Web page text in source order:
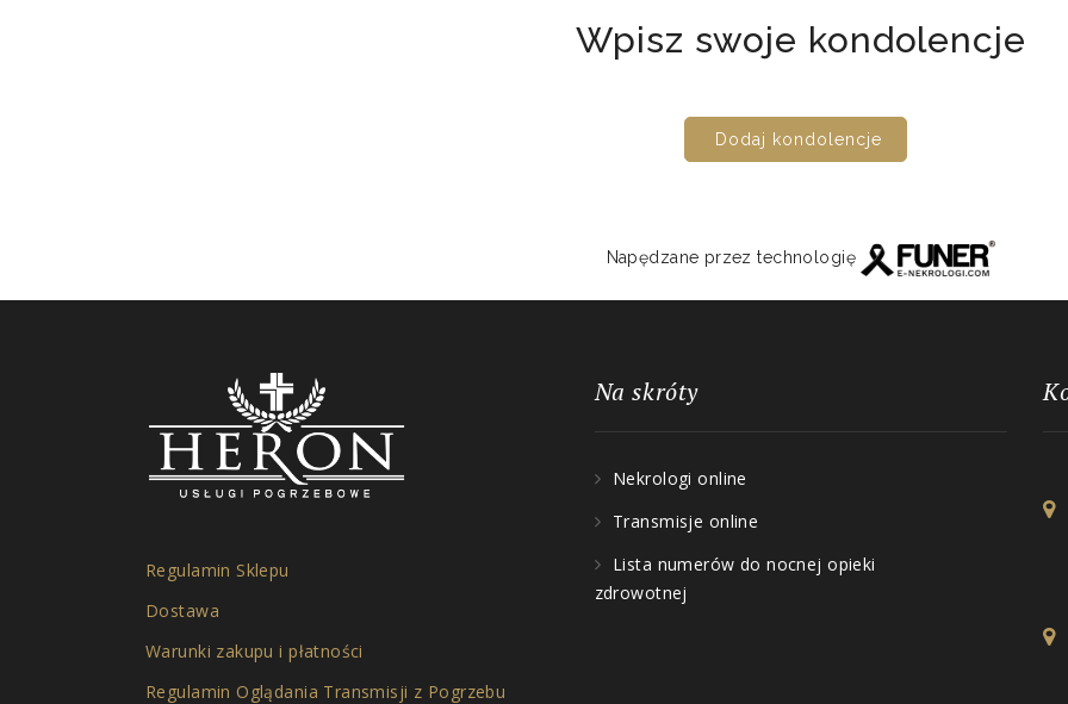
Wpisz swoje kondolencje
Dodaj kondolencje
Napędzane przez technologię
Regulamin Sklepu
Dostawa
Warunki zakupu i płatności
Regulamin Oglądania Transmisji z Pogrzebu
Na skróty
Nekrologi online
Transmisje online
Lista numerów do nocnej opieki
zdrowotnej